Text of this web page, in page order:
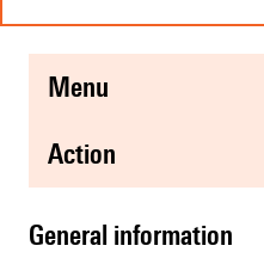
menu
action
general information